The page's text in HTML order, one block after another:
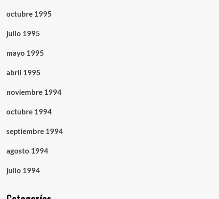
octubre 1995
julio 1995
mayo 1995
abril 1995
noviembre 1994
octubre 1994
septiembre 1994
agosto 1994
julio 1994